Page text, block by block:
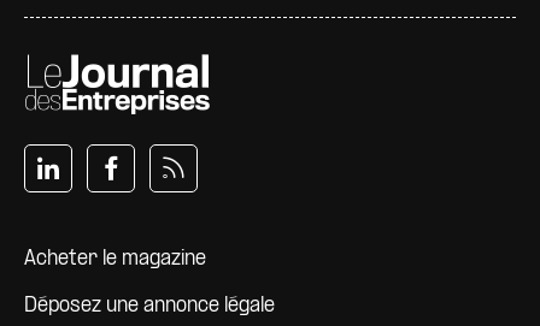
Pied de page
Acheter le magazine
Déposez une annonce légale